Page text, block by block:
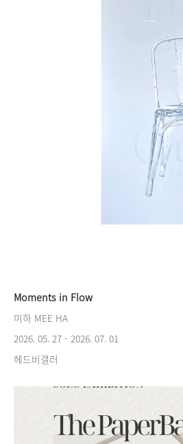
Moments in Flow
미하 MEE HA
2026. 05. 27 - 2026. 07. 01
헤드비갤러